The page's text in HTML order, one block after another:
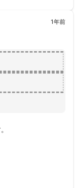
1年前